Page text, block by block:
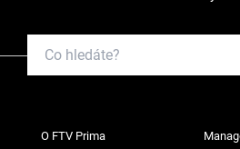
O FTV Prima